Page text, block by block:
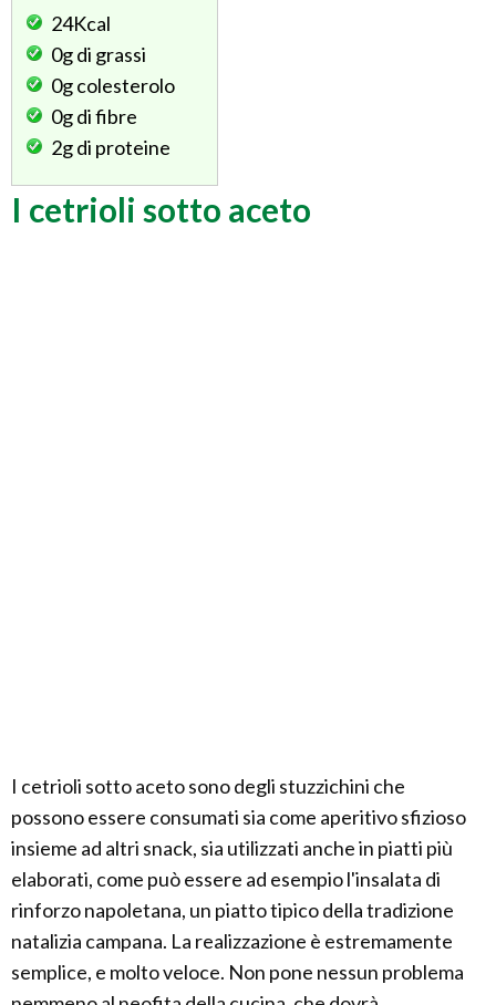
24Kcal
0gdi grassi
0gcolesterolo
0gdi fibre
2gdi proteine
I cetrioli sotto aceto
I cetrioli sotto aceto sono degli stuzzichini che
possono essere consumati sia come aperitivo sfizioso
insieme ad altri snack, sia utilizzati anche in piatti più
elaborati, come può essere ad esempio l'insalata di
rinforzo napoletana, un piatto tipico della tradizione
natalizia campana. La realizzazione è estremamente
semplice, e molto veloce. Non pone nessun problema